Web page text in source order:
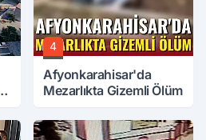
4
Afyonkarahisar'da
Mezarlıkta Gizemli Ölüm